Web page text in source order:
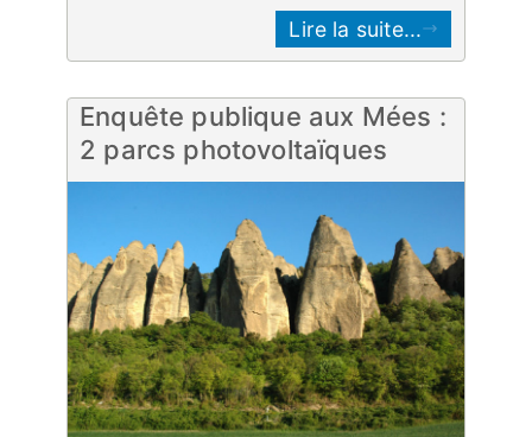
Lire la suite...
Enquête publique aux Mées :
2 parcs photovoltaïques